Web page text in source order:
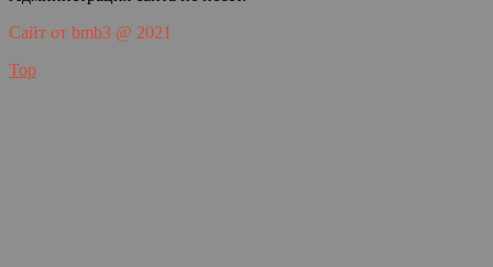
Сайт от bmb3 @ 2021
Top